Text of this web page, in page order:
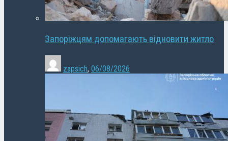
Запоріжцям допомагають відновити житло
zapsich, 06/08/2026